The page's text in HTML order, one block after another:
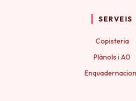
SERVEIS
Copisteria
Plànols i A0